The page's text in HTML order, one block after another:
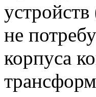
не
корпуса